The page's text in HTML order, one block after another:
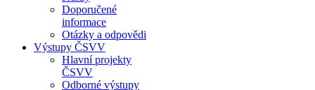
Doporučené
informace
Otázky a odpovědi
Výstupy ČSVV
Hlavní projekty
ČSVV
Odborné výstupy